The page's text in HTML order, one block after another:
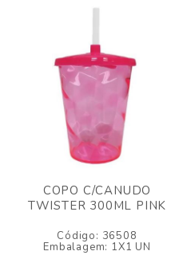
COPO C/CANUDO
TWISTER 300ML PINK
Código: 36508
Embalagem: 1X1 UN